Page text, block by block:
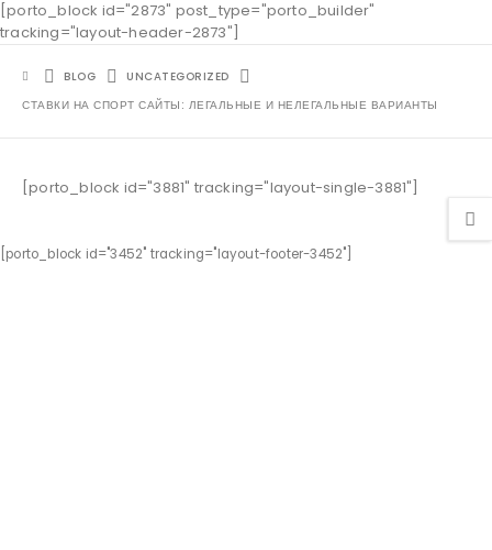
[porto_block id="2873" post_type="porto_builder"
tracking="layout-header-2873"]
BLOG
UNCATEGORIZED
СТАВКИ НА СПОРТ САЙТЫ: ЛЕГАЛЬНЫЕ И НЕЛЕГАЛЬНЫЕ ВАРИАНТЫ
[porto_block id="3881" tracking="layout-single-3881"]
[porto_block id="3452" tracking="layout-footer-3452"]